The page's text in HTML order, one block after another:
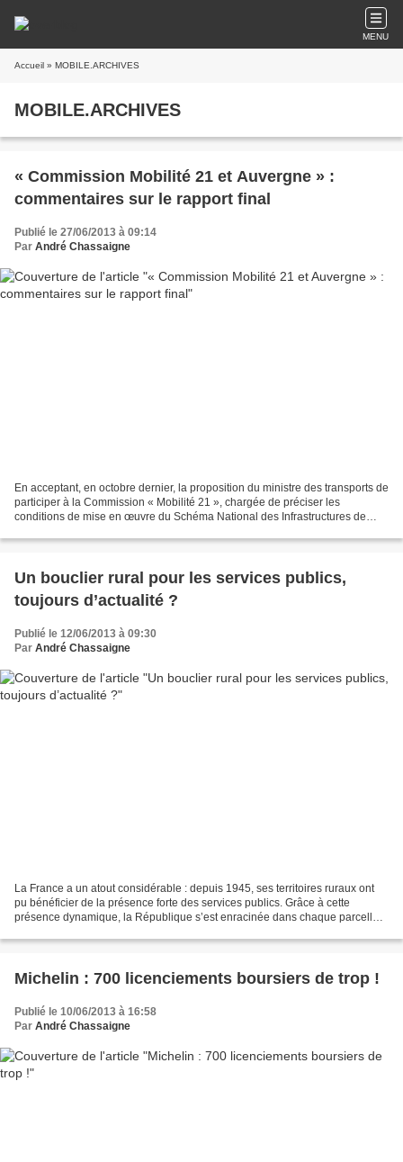
MENU
Accueil » MOBILE.ARCHIVES
MOBILE.ARCHIVES
« Commission Mobilité 21 et Auvergne » :
commentaires sur le rapport final
Publié le 27/06/2013 à 09:14
Par André Chassaigne
En acceptant, en octobre dernier, la proposition du ministre des transports de
participer à la Commission « Mobilité 21 », chargée de préciser les
conditions de mise en œuvre du Schéma National des Infrastructures de
Un bouclier rural pour les services publics,
toujours d’actualité ?
Publié le 12/06/2013 à 09:30
Par André Chassaigne
La France a un atout considérable : depuis 1945, ses territoires ruraux ont
pu bénéficier de la présence forte des services publics. Grâce à cette
présence dynamique, la République s’est enracinée dans chaque parcelle
Michelin : 700 licenciements boursiers de trop !
Publié le 10/06/2013 à 16:58
Par André Chassaigne